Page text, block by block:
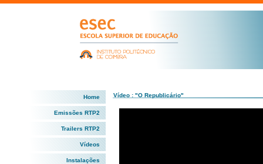
Home
Emissões RTP2
Trailers RTP2
Vídeos
Instalações
Vídeo : "O Republicário"